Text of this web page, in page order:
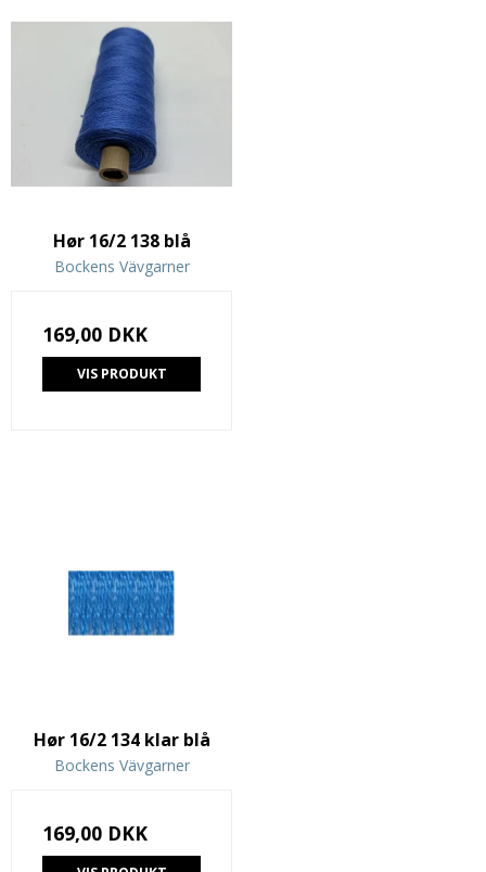
Hør 16/2 138 blå
Bockens Vävgarner
169,00 DKK
VIS PRODUKT
Hør 16/2 134 klar blå
Bockens Vävgarner
169,00 DKK